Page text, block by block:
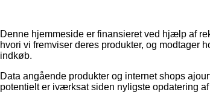
Denne hjemmeside er finansieret ved hjælp af
hvori vi fremviser deres produkter, og modtager
indkøb.
Data angående produkter og internet shops
potentielt er iværksat siden nyligste opdatering